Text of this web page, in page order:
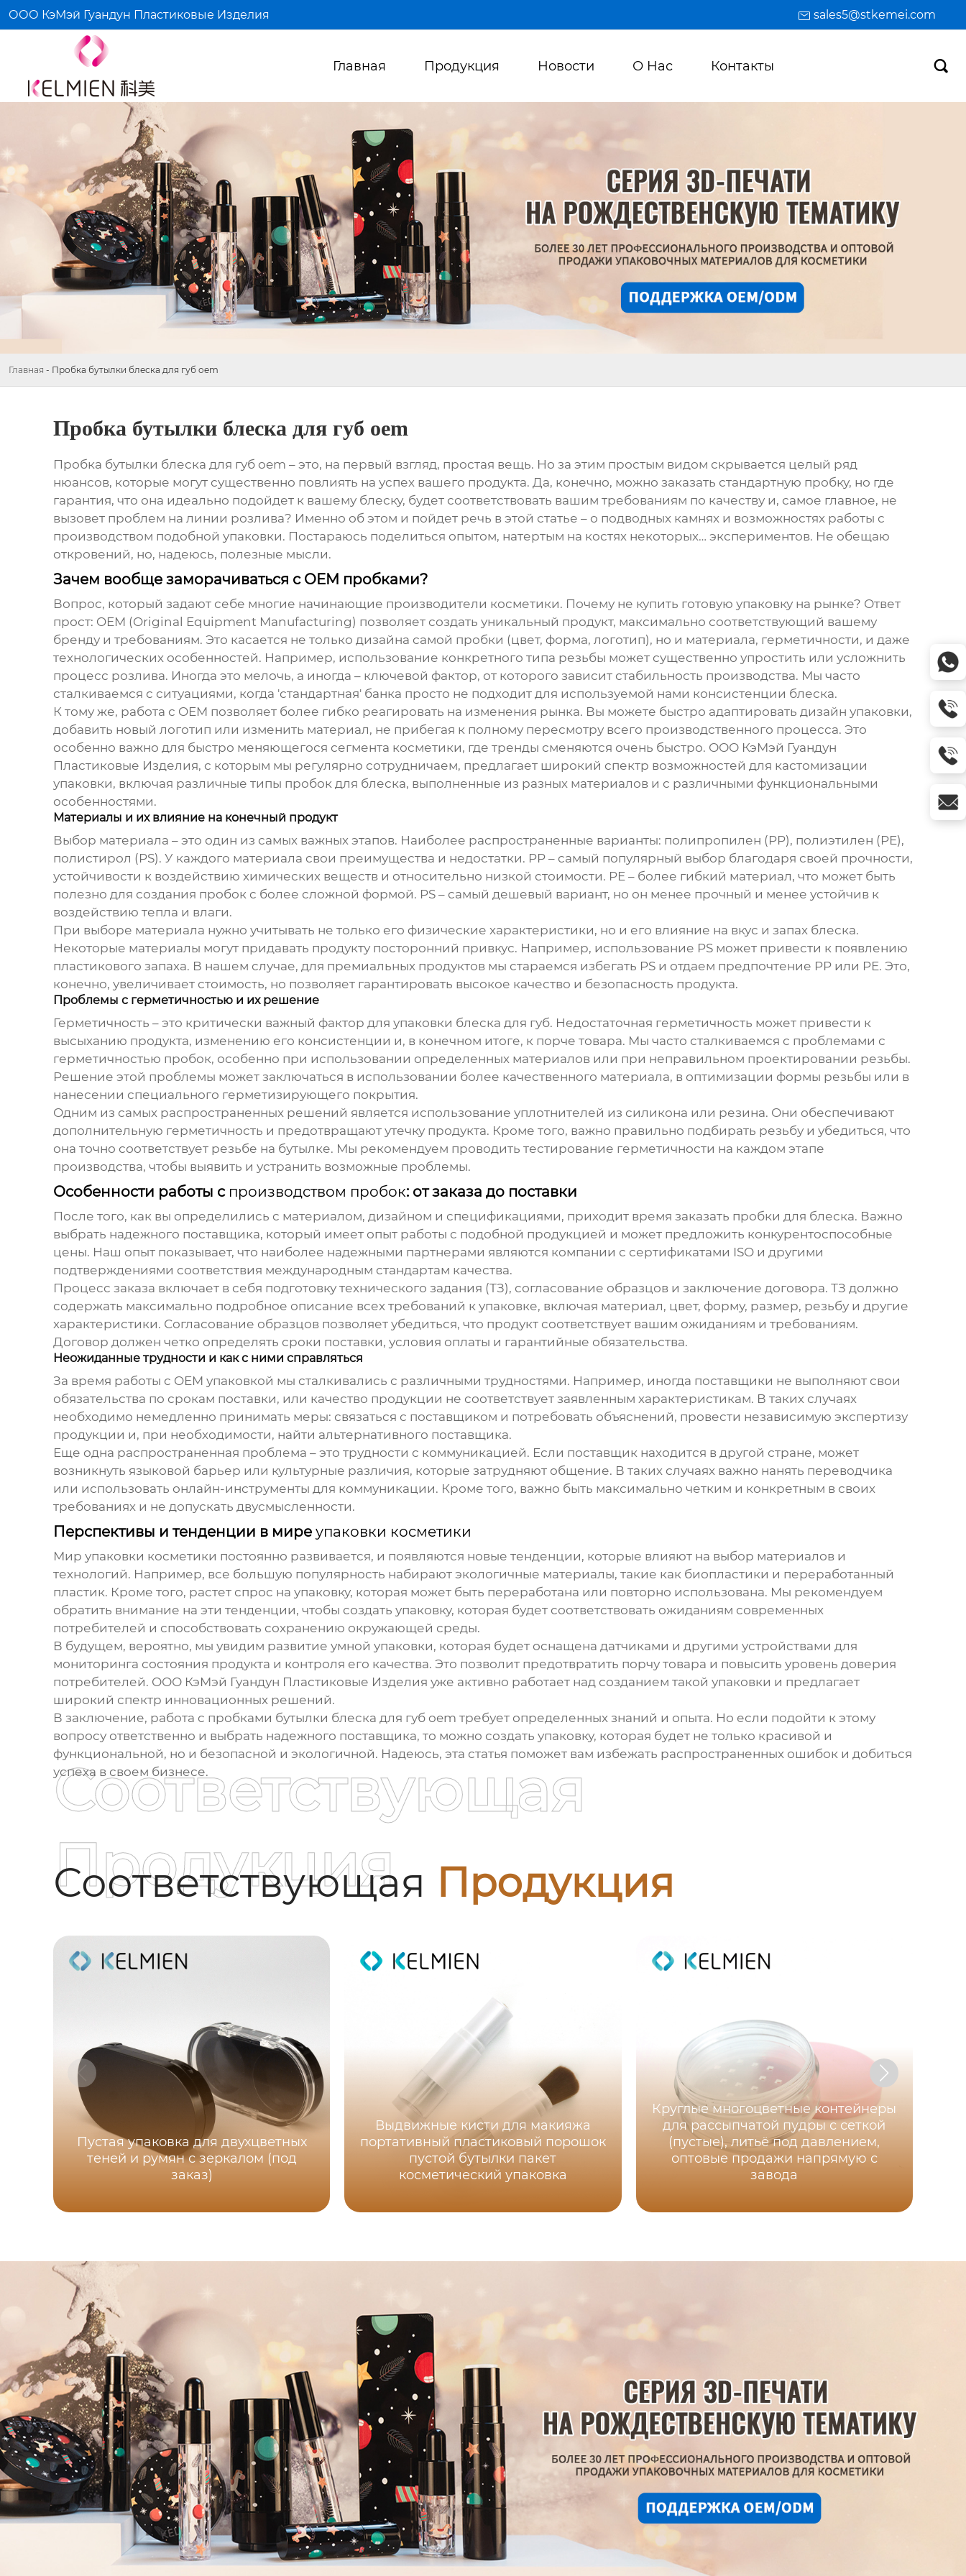
ООО КэМэй Гуандун Пластиковые Изделия sales5@stkemei.com
Главная Продукция Новости О Hас Контакты 
Главная - Пробка бутылки блеска для губ oem
Пробка бутылки блеска для губ oem
Пробка бутылки блеска для губ oem – это, на первый взгляд, простая вещь. Но за этим простым видом скрывается целый ряд
нюансов, которые могут существенно повлиять на успех вашего продукта. Да, конечно, можно заказать стандартную пробку, но где
гарантия, что она идеально подойдет к вашему блеску, будет соответствовать вашим требованиям по качеству и, самое главное, не
вызовет проблем на линии розлива? Именно об этом и пойдет речь в этой статье – о подводных камнях и возможностях работы с
производством подобной упаковки. Постараюсь поделиться опытом, натертым на костях некоторых… экспериментов. Не обещаю
откровений, но, надеюсь, полезные мысли.
Зачем вообще заморачиваться с OEM пробками?
Вопрос, который задают себе многие начинающие производители косметики. Почему не купить готовую упаковку на рынке? Ответ
прост: OEM (Original Equipment Manufacturing) позволяет создать уникальный продукт, максимально соответствующий вашему
бренду и требованиям. Это касается не только дизайна самой пробки (цвет, форма, логотип), но и материала, герметичности, и даже
технологических особенностей. Например, использование конкретного типа резьбы может существенно упростить или усложнить
процесс розлива. Иногда это мелочь, а иногда – ключевой фактор, от которого зависит стабильность производства. Мы часто
сталкиваемся с ситуациями, когда 'стандартная' банка просто не подходит для используемой нами консистенции блеска.
К тому же, работа с OEM позволяет более гибко реагировать на изменения рынка. Вы можете быстро адаптировать дизайн упаковки,
добавить новый логотип или изменить материал, не прибегая к полному пересмотру всего производственного процесса. Это
особенно важно для быстро меняющегося сегмента косметики, где тренды сменяются очень быстро. ООО КэМэй Гуандун
Пластиковые Изделия, с которым мы регулярно сотрудничаем, предлагает широкий спектр возможностей для кастомизации
упаковки, включая различные типы пробок для блеска, выполненные из разных материалов и с различными функциональными
особенностями.
Материалы и их влияние на конечный продукт
Выбор материала – это один из самых важных этапов. Наиболее распространенные варианты: полипропилен (PP), полиэтилен (PE),
полистирол (PS). У каждого материала свои преимущества и недостатки. PP – самый популярный выбор благодаря своей прочности,
устойчивости к воздействию химических веществ и относительно низкой стоимости. PE – более гибкий материал, что может быть
полезно для создания пробок с более сложной формой. PS – самый дешевый вариант, но он менее прочный и менее устойчив к
воздействию тепла и влаги.
При выборе материала нужно учитывать не только его физические характеристики, но и его влияние на вкус и запах блеска.
Некоторые материалы могут придавать продукту посторонний привкус. Например, использование PS может привести к появлению
пластикового запаха. В нашем случае, для премиальных продуктов мы стараемся избегать PS и отдаем предпочтение PP или PE. Это,
конечно, увеличивает стоимость, но позволяет гарантировать высокое качество и безопасность продукта.
Проблемы с герметичностью и их решение
Герметичность – это критически важный фактор для упаковки блеска для губ. Недостаточная герметичность может привести к
высыханию продукта, изменению его консистенции и, в конечном итоге, к порче товара. Мы часто сталкиваемся с проблемами с
герметичностью пробок, особенно при использовании определенных материалов или при неправильном проектировании резьбы.
Решение этой проблемы может заключаться в использовании более качественного материала, в оптимизации формы резьбы или в
нанесении специального герметизирующего покрытия.
Одним из самых распространенных решений является использование уплотнителей из силикона или резина. Они обеспечивают
дополнительную герметичность и предотвращают утечку продукта. Кроме того, важно правильно подбирать резьбу и убедиться, что
она точно соответствует резьбе на бутылке. Мы рекомендуем проводить тестирование герметичности на каждом этапе
производства, чтобы выявить и устранить возможные проблемы.
Особенности работы с производством пробок: от заказа до поставки
После того, как вы определились с материалом, дизайном и спецификациями, приходит время заказать пробки для блеска. Важно
выбрать надежного поставщика, который имеет опыт работы с подобной продукцией и может предложить конкурентоспособные
цены. Наш опыт показывает, что наиболее надежными партнерами являются компании с сертификатами ISO и другими
подтверждениями соответствия международным стандартам качества.
Процесс заказа включает в себя подготовку технического задания (ТЗ), согласование образцов и заключение договора. ТЗ должно
содержать максимально подробное описание всех требований к упаковке, включая материал, цвет, форму, размер, резьбу и другие
характеристики. Согласование образцов позволяет убедиться, что продукт соответствует вашим ожиданиям и требованиям.
Договор должен четко определять сроки поставки, условия оплаты и гарантийные обязательства.
Неожиданные трудности и как с ними справляться
За время работы с OEM упаковкой мы сталкивались с различными трудностями. Например, иногда поставщики не выполняют свои
обязательства по срокам поставки, или качество продукции не соответствует заявленным характеристикам. В таких случаях
необходимо немедленно принимать меры: связаться с поставщиком и потребовать объяснений, провести независимую экспертизу
продукции и, при необходимости, найти альтернативного поставщика.
Еще одна распространенная проблема – это трудности с коммуникацией. Если поставщик находится в другой стране, может
возникнуть языковой барьер или культурные различия, которые затрудняют общение. В таких случаях важно нанять переводчика
или использовать онлайн-инструменты для коммуникации. Кроме того, важно быть максимально четким и конкретным в своих
требованиях и не допускать двусмысленности.
Перспективы и тенденции в мире упаковки косметики
Мир упаковки косметики постоянно развивается, и появляются новые тенденции, которые влияют на выбор материалов и
технологий. Например, все большую популярность набирают экологичные материалы, такие как биопластики и переработанный
пластик. Кроме того, растет спрос на упаковку, которая может быть переработана или повторно использована. Мы рекомендуем
обратить внимание на эти тенденции, чтобы создать упаковку, которая будет соответствовать ожиданиям современных
потребителей и способствовать сохранению окружающей среды.
В будущем, вероятно, мы увидим развитие умной упаковки, которая будет оснащена датчиками и другими устройствами для
мониторинга состояния продукта и контроля его качества. Это позволит предотвратить порчу товара и повысить уровень доверия
потребителей. ООО КэМэй Гуандун Пластиковые Изделия уже активно работает над созданием такой упаковки и предлагает
широкий спектр инновационных решений.
В заключение, работа с пробками бутылки блеска для губ oem требует определенных знаний и опыта. Но если подойти к этому
вопросу ответственно и выбрать надежного поставщика, то можно создать упаковку, которая будет не только красивой и
функциональной, но и безопасной и экологичной. Надеюсь, эта статья поможет вам избежать распространенных ошибок и добиться
успеха в своем бизнесе.
Соответствующая Продукция
Соответствующая
Продукция
Пустая упаковка для двухцветных
теней и румян с зеркалом (под
заказ)
Выдвижные кисти для макияжа
портативный пластиковый порошок
пустой бутылки пакет
косметический упаковка
Круглые многоцветные контейнеры
для рассыпчатой пудры с сеткой
(пустые), литьё под давлением,
оптовые продажи напрямую с
завода